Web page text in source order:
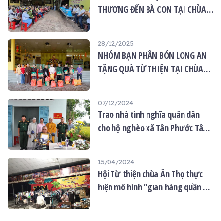
THƯƠNG ĐẾN BÀ CON TẠI CHÙA
28/12/2025
NHÓM BẠN PHÂN BÓN LONG AN
TẶNG QUÀ TỪ THIỆN TẠI CHÙA
07/12/2024
Trao nhà tình nghĩa quân dân
cho hộ nghèo xã Tân Phước Tây
15/04/2024
Hội Từ thiện chùa Ân Thọ thực
hiện mô hình “gian hàng quần áo